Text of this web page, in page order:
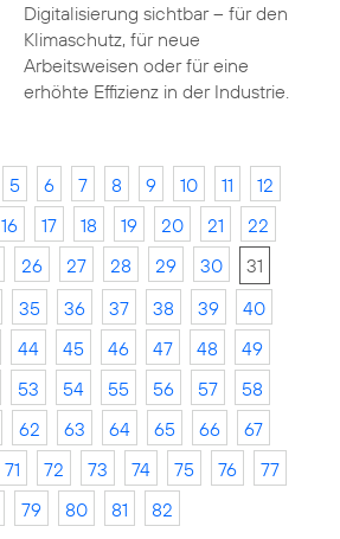
Digitalisierung sichtbar – für den
Klimaschutz, für neue
Arbeitsweisen oder für eine
erhöhte Effizienz in der Industrie.
5 6 7 8 9 10 11
12
16 17 18 19 20 21
22
26 27 28 29 30
31
35 36 37 38 39
40
44 45 46 47 48
49
53 54 55 56 57
58
62 63 64 65 66
67
71 72 73 74 75 76
77
79 80 81 82